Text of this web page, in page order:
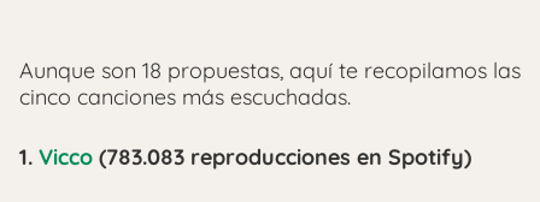
Aunque son 18 propuestas, aquí te recopilamos las
cinco canciones más escuchadas.
1. Vicco (783.083 reproducciones en Spotify)